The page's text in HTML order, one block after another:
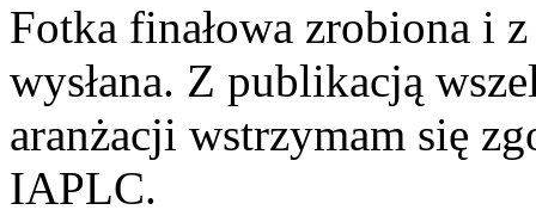
Fotka finałowa zrobiona i
wysłana. Z publikacją
aranżacji wstrzymam się
IAPLC.